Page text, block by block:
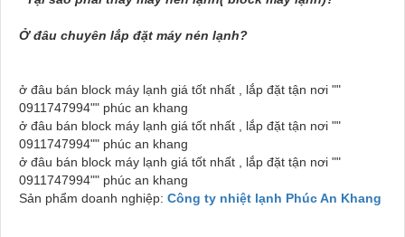
Ở đâu chuyên lắp đặt máy nén lạnh?
ở đâu bán block máy lạnh giá tốt nhất , lắp đặt tận nơi ""
0911747994"" phúc an khang
ở đâu bán block máy lạnh giá tốt nhất , lắp đặt tận nơi ""
0911747994"" phúc an khang
ở đâu bán block máy lạnh giá tốt nhất , lắp đặt tận nơi ""
0911747994"" phúc an khang
Sản phẩm doanh nghiệp: Công ty nhiệt lạnh Phúc An Khang